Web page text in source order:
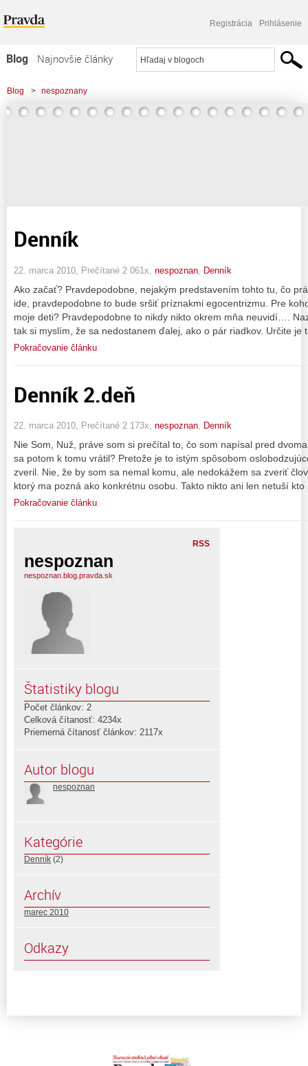
Registrácia Prihlásenie
Blog
Najnovšie články
Najčítanejšie články
Najkomentovanejšie články
Blog > nespoznany
Denník
22. marca 2010, Prečítané 2 061x, nespoznan Denník
Ako začať? Pravdepodobne, nejakým predstavením tohto tu, čo
ide, pravdepodobne to bude sršiť príznakmi egocentrizmu. Pre
moje deti? Pravdepodobne to nikdy nikto okrem mňa neuvidí….
tak si myslím, že sa nedostanem ďalej, ako o pár riadkov. Určite
Pokračovanie článku
Denník 2.deň
22. marca 2010, Prečítané 2 173x, nespoznan, Denník
Nie Som, Nuž, práve som si prečítal to, čo som napísal pred
sa potom k tomu vrátil? Pretože je to istým spôsobom
zveril. Nie, že by som sa nemal komu, ale nedokážem sa zveriť
ktorý ma pozná ako konkrétnu osobu. Takto nikto ani len netuší
Pokračovanie článku
RSS
nespoznan
nespoznan.blog.pravda.sk
Štatistiky blogu
Počet článkov: 2
Celková čítanosť: 4234x
Priemerná čítanosť článkov: 2117x
Autor blogu
nespoznan
Kategórie
Denník (2)
Archív
marec 2010
Odkazy